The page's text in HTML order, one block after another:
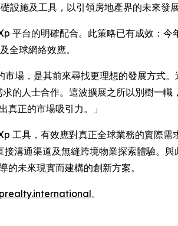
施及工具，以引領房地產界的未來發
平台的明確配合。此策略已有成效：
全球網絡效應。
場，是其前來尋找更理想的發展方式
的人士合作。這波擴展之所以別樹一
真正的市場吸引力。」
工具，有效應對真正全球業務的實際需
溝通渠道及無縫跨境物業探索體驗。
未來現實而建構的創新方案。
。